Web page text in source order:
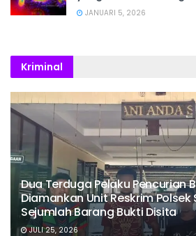
JANUARI 5, 2026
Kriminal
Dua Terduga Pelaku Pencurian
Diamankan Unit Reskrim Polsek
Sejumlah Barang Bukti Disita
JULI 25, 2026